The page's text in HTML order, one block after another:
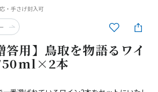
答用】鳥取を物語るワイ
本
・手さげ封入可